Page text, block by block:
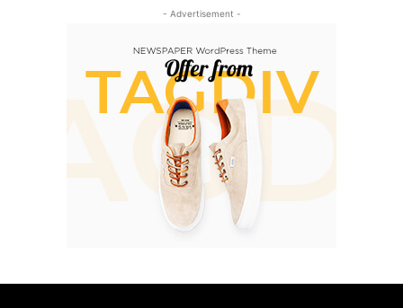
- Advertisement -